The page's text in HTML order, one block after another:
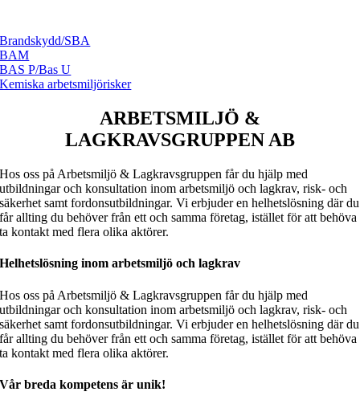
Brandskydd/SBA
BAM
BAS P/Bas U
Kemiska arbetsmiljörisker
ARBETSMILJÖ &
LAGKRAVSGRUPPEN AB
Hos oss på Arbetsmiljö & Lagkravsgruppen får du hjälp med
utbildningar och konsultation inom arbetsmiljö och lagkrav, risk- och
säkerhet samt fordonsutbildningar. Vi erbjuder en helhetslösning där du
får allting du behöver från ett och samma företag, istället för att behöva
ta kontakt med flera olika aktörer.
Helhetslösning inom arbetsmiljö och lagkrav
Hos oss på Arbetsmiljö & Lagkravsgruppen får du hjälp med
utbildningar och konsultation inom arbetsmiljö och lagkrav, risk- och
säkerhet samt fordonsutbildningar. Vi erbjuder en helhetslösning där du
får allting du behöver från ett och samma företag, istället för att behöva
ta kontakt med flera olika aktörer.
Vår breda kompetens är unik!